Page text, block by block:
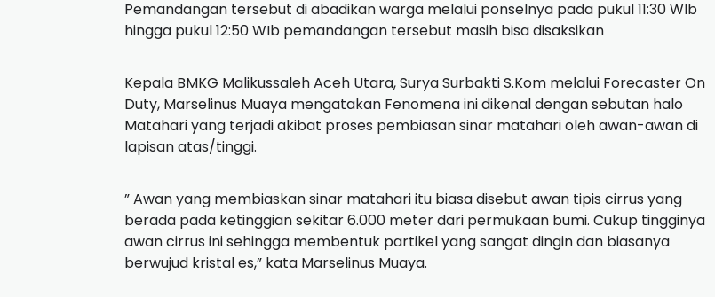
perhatian warga Kota Lhokseumawe pada hari Kamis ini. 24 Agustus 2023 Langit yang
biasanya biru kini dipercantik oleh sebuah cincin cahaya matahari yang menakjubkan,
menciptakan pemandangan yang tak terlupakan bagi siapa pun yang beruntung
melihatnya.
Pemandangan tersebut di abadikan warga melalui ponselnya pada pukul 11:30 WIb
hingga pukul 12:50 WIb pemandangan tersebut masih bisa disaksikan
Kepala BMKG Malikussaleh Aceh Utara, Surya Surbakti S.Kom melalui Forecaster On